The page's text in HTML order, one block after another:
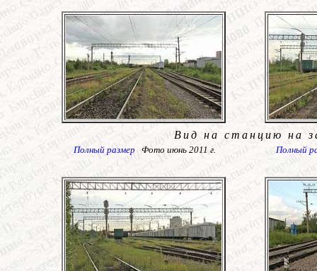
Вид на станцию на
Полный размер Фото июнь 2011 г. Полный